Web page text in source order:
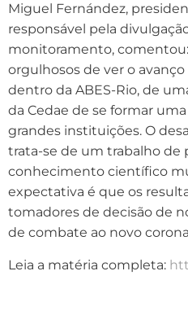
Miguel Fernández,
responsável pela
monitoramento,
orgulhosos de ver o
dentro da ABES-Rio, de
da Cedae de se formar
grandes instituições. O
trata-se de um trabalho de
conhecimento científico
expectativa é que os
tomadores de decisão de
de combate ao novo
Leia a matéria completa: